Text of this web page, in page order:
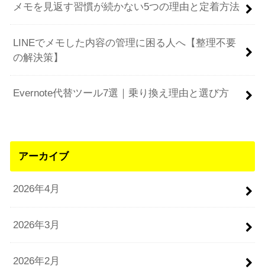
メモを見返す習慣が続かない5つの理由と定着方法
LINEでメモした内容の管理に困る人へ【整理不要
の解決策】
Evernote代替ツール7選｜乗り換え理由と選び方
アーカイブ
2026年4月
2026年3月
2026年2月